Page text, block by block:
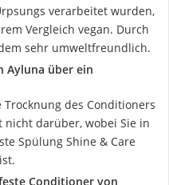
verarbeitet wurden,
Vergleich vegan. Durch
sehr umweltfreundlich.
Ayluna über ein
des Conditioners
darüber, wobei Sie in
Spülung Shine & Care
Conditioner von